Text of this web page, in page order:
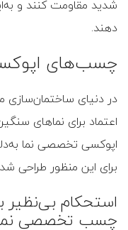
شدید مقاومت کنند و
دهند.
چسب‌های
در دنیای ساختمان‌سازی
‌اعتماد برای نماهای
اپوکسی تخصصی نما
برای این منظور طراحی
استحکام بی‌نظیر
چسب تخصصی